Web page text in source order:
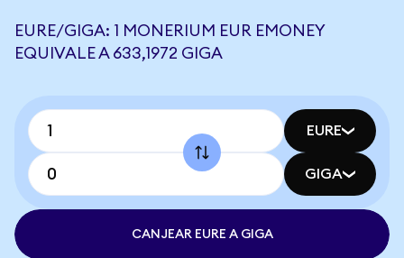
EURE/GIGA: 1 MONERIUM EUR EMONEY
EQUIVALE A 633,1972 GIGA
EURE
GIGA
CANJEAR EURE A GIGA